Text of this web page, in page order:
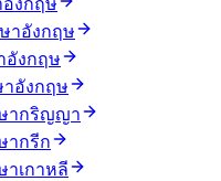
งกฤษ
าอังกฤษ
อังกฤษ
าอังกฤษ
ษากริญญา
ากรีก
าเกาหลี